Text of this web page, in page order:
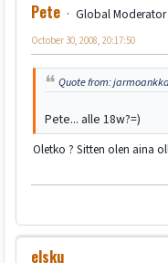
Pete
Global Moderator
October 30, 2008, 20:17:50
Quote from:
Pete... alle 18w?=)
Oletko ? Sitten olen aina
elsku